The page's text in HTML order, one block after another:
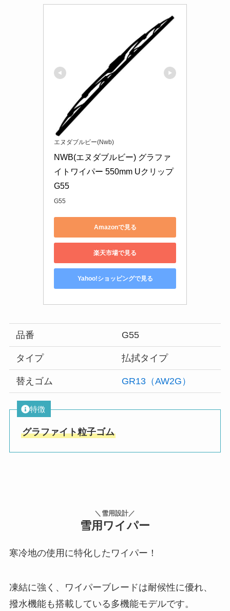
エヌダブルビー(Nwb)
NWB(エヌダブルビー) グラファ
イトワイパー 550mm Uクリップ
G55
G55
Amazonで見る
楽天市場で見る
Yahoo!ショッピングで見る
品番 G55
タイプ 払拭タイプ
替えゴム GR13（AW2G）
特徴
グラファイト粒子ゴム
＼雪用設計／
雪用ワイパー
寒冷地の使用に特化したワイパー！
凍結に強く、ワイパーブレードは耐候性に優れ、
撥水機能も搭載している多機能モデルです。